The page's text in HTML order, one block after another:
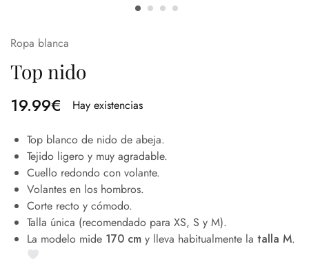
Ropa blanca
Top nido
19.99€ Hay existencias
Top blanco de nido de abeja.
Tejido ligero y muy agradable.
Cuello redondo con volante.
Volantes en los hombros.
Corte recto y cómodo.
Talla única (recomendado para XS, S y M).
La modelo mide 170 cm y lleva habitualmente la talla M.